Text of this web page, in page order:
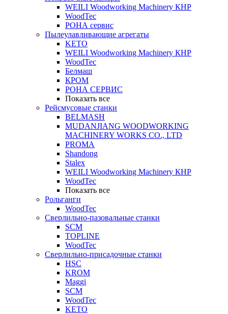
WEILI Woodworking Machinery КНР
WoodTec
РОНА сервис
Пылеулавливающие агрегаты
KETO
WEILI Woodworking Machinery КНР
WoodTec
Белмаш
КРОМ
РОНА СЕРВИС
Показать все
Рейсмусовые станки
BELMASH
MUDANJIANG WOODWORKING
MACHINERY WORKS CO., LTD
PROMA
Shandong
Stalex
WEILI Woodworking Machinery КНР
WoodTec
Показать все
Рольганги
WoodTec
Сверлильно-пазовальные станки
SCM
TOPLINE
WoodTec
Сверлильно-присадочные станки
HSC
KROM
Maggi
SCM
WoodTec
KETO